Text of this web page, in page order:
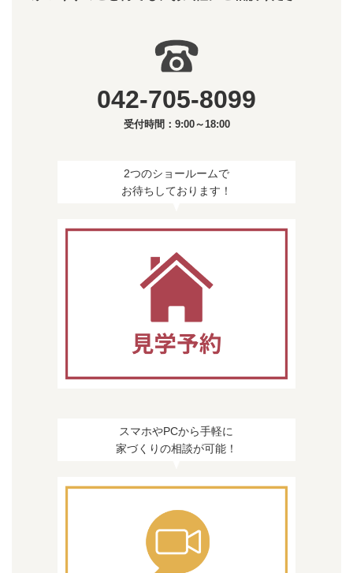
042-705-8099
受付時間：9:00～18:00
2つのショールームで
お待ちしております！
スマホやPCから手軽に
家づくりの相談が可能！